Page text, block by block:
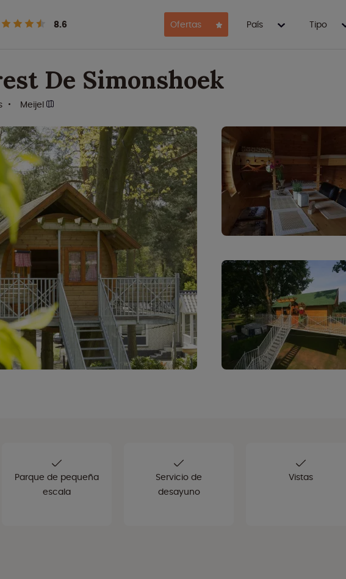
8.6 Ofertas País Tipo
De Simonshoek
Meijel
Parque de pequeña
escala
Servicio de
desayuno
Vistas